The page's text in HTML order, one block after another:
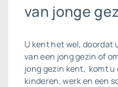
van jonge
U kent het wel, doordat
van een jong gezin of
jong gezin kent, komt
kinderen, werk en een